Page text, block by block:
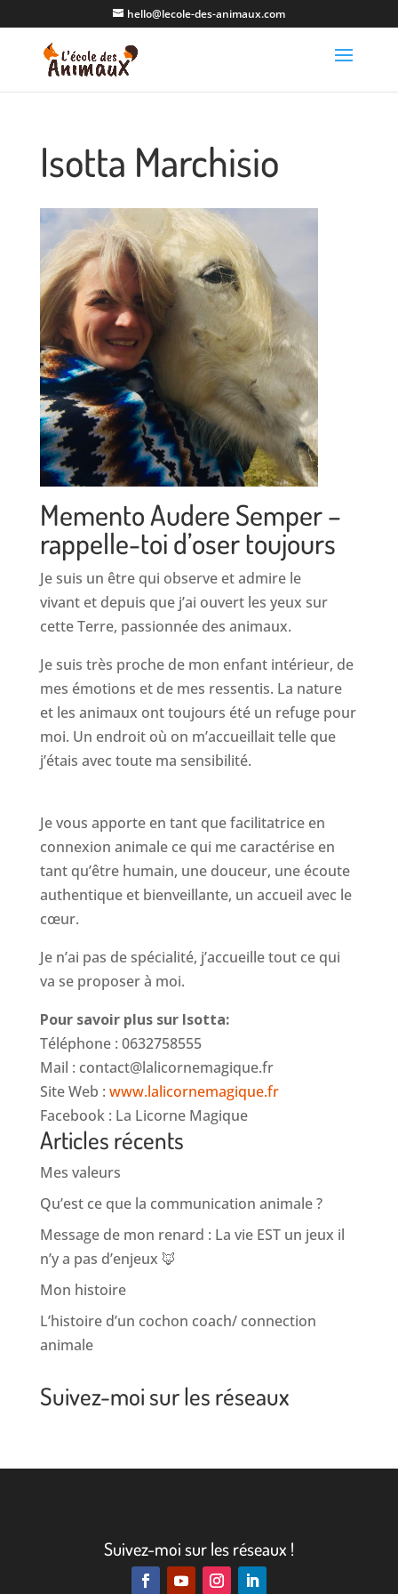
hello@lecole-des-animaux.com
Isotta Marchisio
Memento Audere Semper –
rappelle-toi d’oser toujours
Je suis un être qui observe et admire le
vivant et depuis que j’ai ouvert les yeux sur
cette Terre, passionnée des animaux.
Je suis très proche de mon enfant intérieur, de
mes émotions et de mes ressentis. La nature
et les animaux ont toujours été un refuge pour
moi. Un endroit où on m’accueillait telle que
j’étais avec toute ma sensibilité.
Je vous apporte en tant que facilitatrice en
connexion animale ce qui me caractérise en
tant qu’être humain, une douceur, une écoute
authentique et bienveillante, un accueil avec le
cœur.
Je n’ai pas de spécialité, j’accueille tout ce qui
va se proposer à moi.
Pour savoir plus sur Isotta:
Téléphone : 0632758555
Mail : contact@lalicornemagique.fr
Site Web : www.lalicornemagique.fr
Facebook : La Licorne Magique
Articles récents
Mes valeurs
Qu’est ce que la communication animale ?
Message de mon renard : La vie EST un jeux il
n’y a pas d’enjeux 🦊
Mon histoire
L’histoire d’un cochon coach/ connection
animale
Suivez-moi sur les réseaux
Suivez-moi sur les réseaux !